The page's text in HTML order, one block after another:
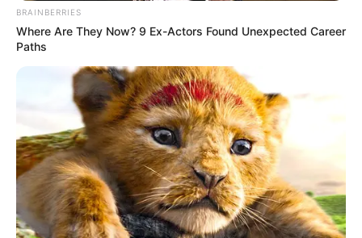
PRIX CHATEAU DE PIERREFONDS QUINTE
PMU 09-07-2024
BRAINBERRIES
Where Are They Now? 9 Ex-Actors Found Unexpected Career
Paths